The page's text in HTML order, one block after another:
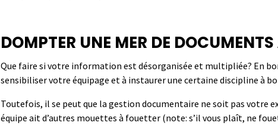
DOMPTER UNE MER DE
Que faire si votre information est désorganisée et multipliée? En
sensibiliser votre équipage et à instaurer une certaine discipline à
Toutefois, il se peut que la gestion documentaire ne soit pas votre
équipe ait d’autres mouettes à fouetter (note: s’il vous plaît, ne